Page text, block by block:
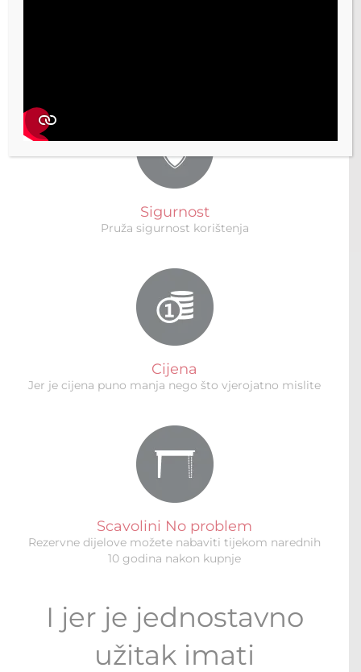
Sigurnost
Pruža sigurnost korištenja
Cijena
Jer je cijena puno manja nego što vjerojatno mislite
Scavolini No problem
Rezervne dijelove možete nabaviti tijekom narednih
10 godina nakon kupnje
I jer je jednostavno
užitak imati